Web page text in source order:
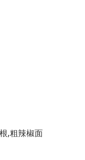
,粗辣椒面